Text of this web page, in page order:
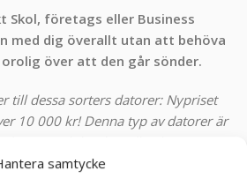
samtycke
Skol, företags eller Business
med dig överallt utan att behöva
över att den går sönder.
till dessa sorters datorer: Nypriset
10 000 kr! Denna typ av datorer är